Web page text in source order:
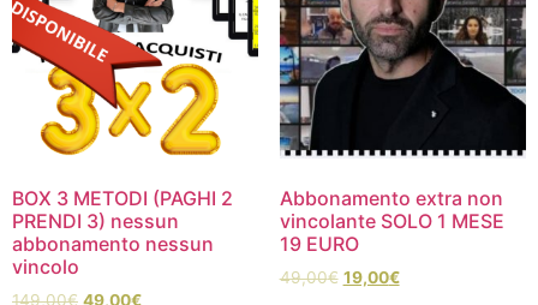
BOX 3 METODI (PAGHI 2
PRENDI 3) nessun
abbonamento nessun
vincolo
149,00€ 49,00€
Abbonamento extra non
vincolante SOLO 1 MESE
19 EURO
49,00€ 19,00€